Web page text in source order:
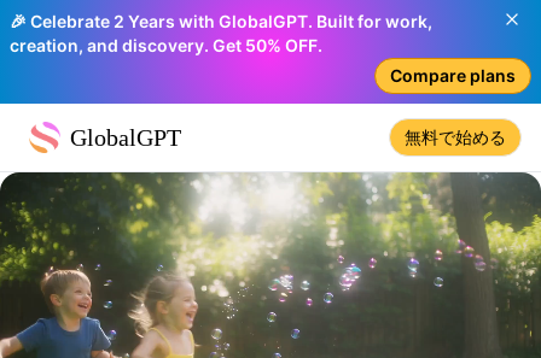
🎉 Celebrate 2 Years with GlobalGPT. Built for work,
creation, and discovery. Get 50% OFF.
Compare plans
GlobalGPT 無料で始める